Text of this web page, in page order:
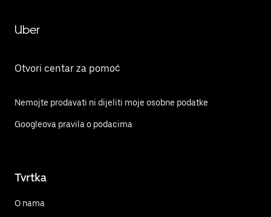
Uber
Otvori centar za pomoć
Nemojte prodavati ni dijeliti moje osobne podatke
Googleova pravila o podacima
Tvrtka
O nama